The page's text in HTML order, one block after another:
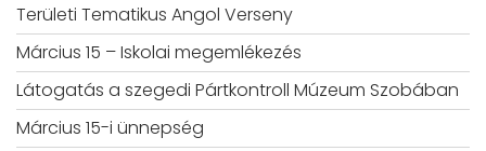
Területi Tematikus Angol Verseny
Március 15 – Iskolai megemlékezés
Látogatás a szegedi Pártkontroll Múzeum Szobában
Március 15-i ünnepség